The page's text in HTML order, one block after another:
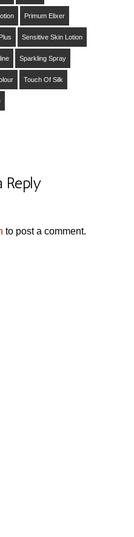
Primum Elixer
Sensitive Skin Lotion
Sparkling Spray
Touch Of Silk
Reply
to post a comment.